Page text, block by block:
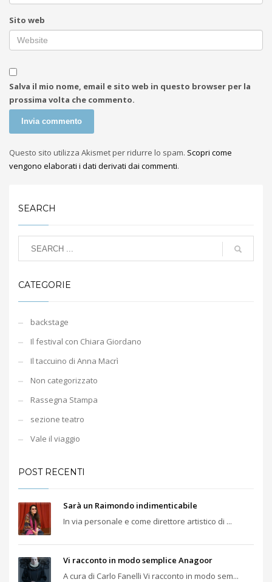
Sito web
Salva il mio nome, email e sito web in questo browser per la
prossima volta che commento.
Questo sito utilizza Akismet per ridurre lo spam. Scopri come
vengono elaborati i dati derivati dai commenti.
SEARCH
CATEGORIE
backstage
Il festival con Chiara Giordano
Il taccuino di Anna Macrì
Non categorizzato
Rassegna Stampa
sezione teatro
Vale il viaggio
POST RECENTI
Sarà un Raimondo indimenticabile
In via personale e come direttore artistico di ...
Vi racconto in modo semplice Anagoor
A cura di Carlo Fanelli Vi racconto in modo sem...